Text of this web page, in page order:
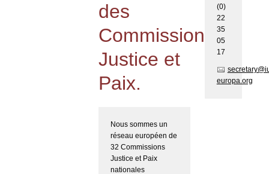
des
Commissions
Justice et
Paix.
Nous sommes un
réseau européen de
32 Commissions
Justice et Paix
nationales
(0)
22
35
05
17
europa.org